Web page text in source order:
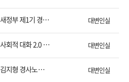
사회적 대화 Brief 2026-5호(#새정부 제1기 경사노위 출범, 사회적 대화 2.0 시대 연다) 대변인실
사회적 대화 Brief 2026-4호(#사회적 대화 2.0 자문단 출범) 대변인실
사회적 대화 Brief 2026-3호(#김지형 경사노위 위원장, 국책연구기관장과 간담회 개최) 대변인실